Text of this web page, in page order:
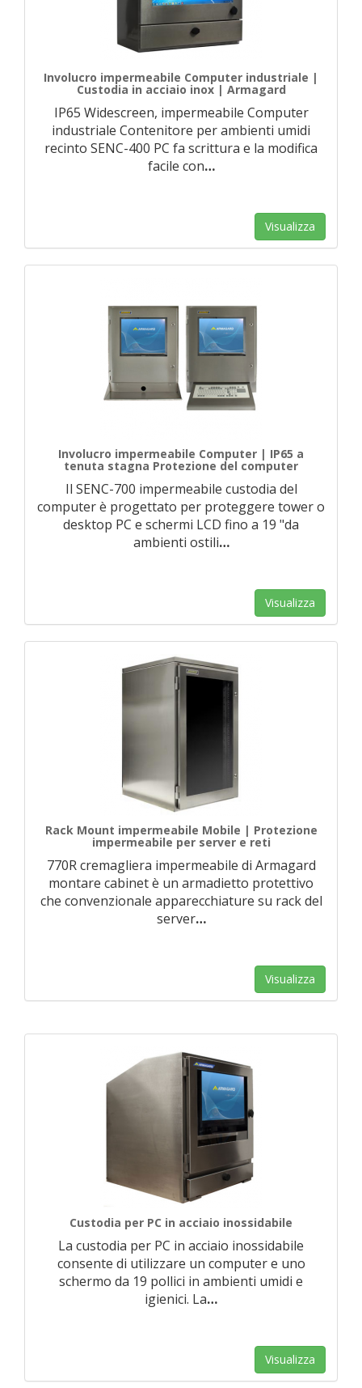
Involucro impermeabile Computer industriale |
Custodia in acciaio inox | Armagard
IP65 Widescreen, impermeabile Computer
industriale Contenitore per ambienti umidi
recinto SENC-400 PC fa scrittura e la modifica
facile con…
Visualizza
Involucro impermeabile Computer | IP65 a
tenuta stagna Protezione del computer
Il SENC-700 impermeabile custodia del
computer è progettato per proteggere tower o
desktop PC e schermi LCD fino a 19 "da
ambienti ostili…
Visualizza
Rack Mount impermeabile Mobile | Protezione
impermeabile per server e reti
770R cremagliera impermeabile di Armagard
montare cabinet è un armadietto protettivo
che convenzionale apparecchiature su rack del
server…
Visualizza
Custodia per PC in acciaio inossidabile
La custodia per PC in acciaio inossidabile
consente di utilizzare un computer e uno
schermo da 19 pollici in ambienti umidi e
igienici. La…
Visualizza